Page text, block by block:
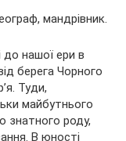
мандрівник.
до нашої ери в
берега Чорного
Туди,
майбутнього
знатного роду,
В юності